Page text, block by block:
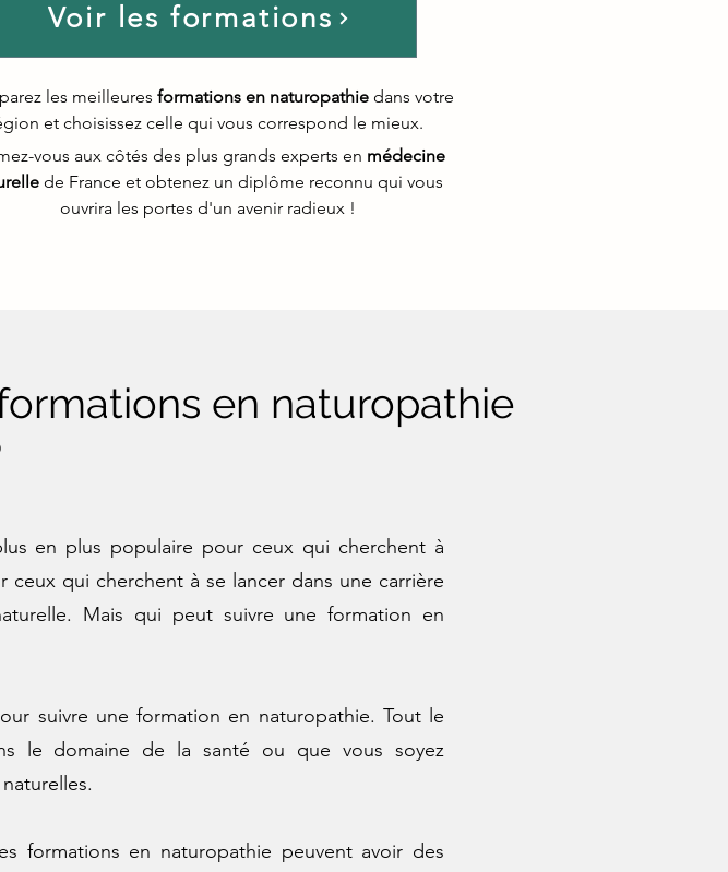
Voir les formations
les meilleures formations en naturopathie dans votre
et choisissez celle qui vous correspond le mieux.
vous aux côtés des plus grands experts en médecine
de France et obtenez un diplôme reconnu qui vous
ouvrira les portes d'un avenir radieux !
en naturopathie
en plus populaire pour ceux qui cherchent à
qui cherchent à se lancer dans une carrière
Mais qui peut suivre une formation en
suivre une formation en naturopathie. Tout le
le domaine de la santé ou que vous soyez
formations en naturopathie peuvent avoir des